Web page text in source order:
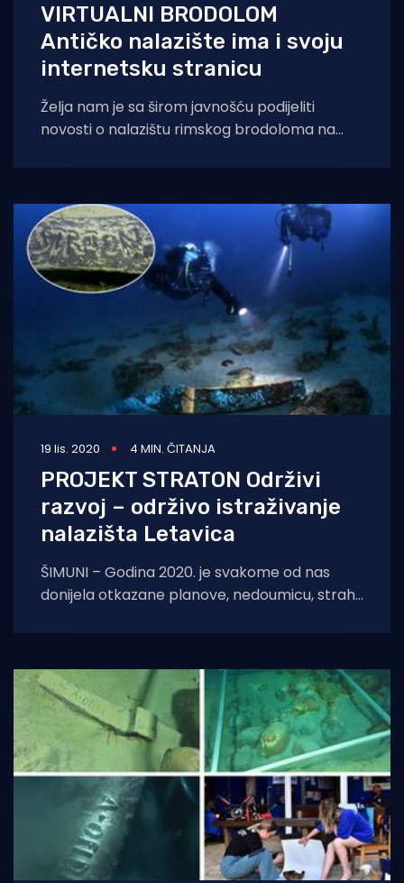
VIRTUALNI BRODOLOM
Antičko nalazište ima i svoju
internetsku stranicu
Želja nam je sa širom javnošću podijeliti
novosti o nalazištu rimskog brodoloma na
početku
19 lis. 2020 4 MIN. ČITANJA
PROJEKT STRATON Održivi
razvoj – održivo istraživanje
nalazišta Letavica
ŠIMUNI – Godina 2020. je svakome od nas
donijela otkazane planove, nedoumicu, strah i